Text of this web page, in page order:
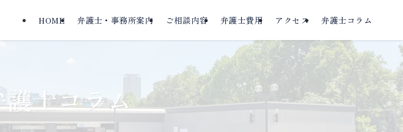
HOME 弁護士・事務所案内 ご相談内容 弁護士費用 アクセス 弁護士コラム
護士コラム